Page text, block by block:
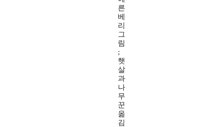
른
베
리
그
림
;
햇
살
과
나
무
꾼
옮
김